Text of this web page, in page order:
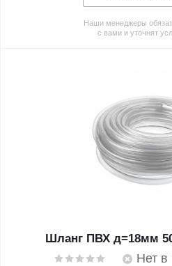
Наши менеджеры
с вами и уточнят
Шланг ПВХ д=18мм
Нет в